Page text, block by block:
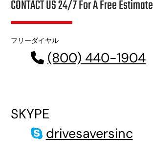
CONTACT US 24/7 For A Free Estimate
フリーダイヤル
(800) 440-1904
SKYPE
drivesaversinc